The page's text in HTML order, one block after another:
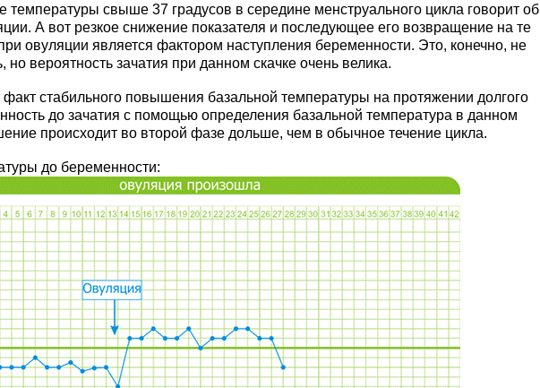
температуры свыше 37 градусов в середине менструального цикла говорит об
А вот резкое снижение показателя и последующее его возвращение на те
овуляции является фактором наступления беременности. Это, конечно, не
но вероятность зачатия при данном скачке очень велика.
стабильного повышения базальной температуры на протяжении долгого
до зачатия с помощью определения базальной температура в данном
происходит во второй фазе дольше, чем в обычное течение цикла.
до беременности: